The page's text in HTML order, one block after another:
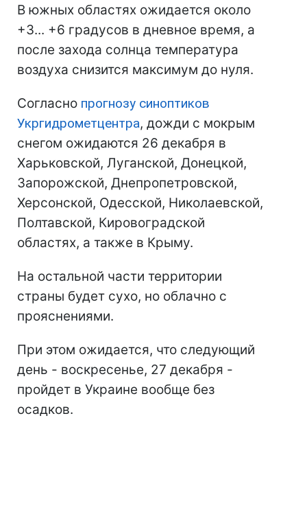
В южных областях ожидается около
+3... +6 градусов в дневное время, а
после захода солнца температура
воздуха снизится максимум до нуля.
Согласно прогнозу синоптиков
Укргидрометцентра, дожди с мокрым
снегом ожидаются 26 декабря в
Харьковской, Луганской, Донецкой,
Запорожской, Днепропетровской,
Херсонской, Одесской, Николаевской,
Полтавской, Кировоградской
областях, а также в Крыму.
На остальной части территории
страны будет сухо, но облачно с
прояснениями.
При этом ожидается, что следующий
день - воскресенье, 27 декабря -
пройдет в Украине вообще без
осадков.